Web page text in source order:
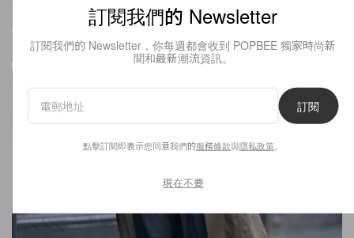
訂閱我們的 Newsletter
訂閱我們的 Newsletter，你每週都會收到 POPBEE 獨家時尚新
聞和最新潮流資訊。
訂閱
點擊訂閱即表示您同意我們的服務條款與隱私政策
現在不要